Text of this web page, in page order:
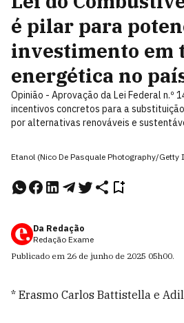
é pilar para
investimento em
energética no
Opinião - Aprovação da Lei Federal n.º
incentivos concretos para a
por alternativas renováveis e
Etanol (Nico De Pasquale Photography/Getty
Da Redação
Redação Exame
Publicado em 26 de junho de 2025 05h00.
* Erasmo Carlos Battistella e